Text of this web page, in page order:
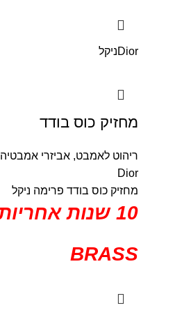
Diorניקל
מחזיק כוס בודד
ריהוט לאמבט, אביזרי אמבטיה
Dior
מחזיק כוס בודד פרימה ניקל
10 שנות אחריות
BRASS